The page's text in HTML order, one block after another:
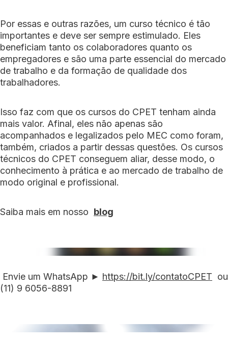
Por essas e outras razões, um curso técnico é tão
importantes e deve ser sempre estimulado. Eles
beneficiam tanto os colaboradores quanto os
empregadores e são uma parte essencial do mercado
de trabalho e da formação de qualidade dos
trabalhadores.
Isso faz com que os cursos do CPET tenham ainda
mais valor. Afinal, eles não apenas são
acompanhados e legalizados pelo MEC como foram,
também, criados a partir dessas questões. Os cursos
técnicos do CPET conseguem aliar, desse modo, o
conhecimento à prática e ao mercado de trabalho de
modo original e profissional.
Saiba mais em nosso blog
Envie um WhatsApp ► https://bit.ly/contatoCPET ou
(11) 9 6056-8891